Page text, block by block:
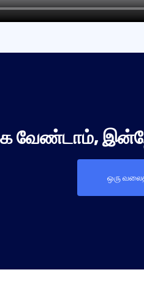
வேண்டாம்,
ஒரு